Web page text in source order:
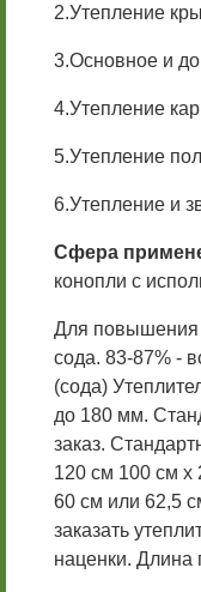
2.Утепление
3.Основное и
4.Утепление
5.Утепление
6.Утепление и
Сфера
конопли с
Для повышения
сода. 83-87% -
(сода)
до 180 мм.
заказ.
120 см 100 см
60 см или 62,5
заказать
наценки. Длина